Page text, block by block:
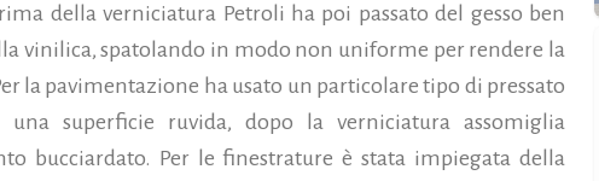
della verniciatura Petroli ha poi passato del gesso ben
vinilica, spatolando in modo non uniforme per rendere la
la pavimentazione ha usato un particolare tipo di pressato
una superficie ruvida, dopo la verniciatura assomiglia
bucciardato. Per le finestrature è stata impiegata della